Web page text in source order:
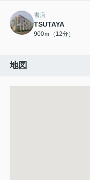
書店
TSUTAYA
900ｍ（12分）
地図